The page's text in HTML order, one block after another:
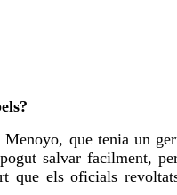
que tenia un
salvar facilment,
que els oficials